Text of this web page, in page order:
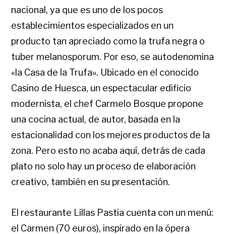
nacional, ya que es uno de los pocos
establecimientos especializados en un
producto tan apreciado como la trufa negra o
tuber melanosporum. Por eso, se autodenomina
«la Casa de la Trufa». Ubicado en el conocido
Casino de Huesca, un espectacular edificio
modernista, el chef Carmelo Bosque propone
una cocina actual, de autor, basada en la
estacionalidad con los mejores productos de la
zona. Pero esto no acaba aquí, detrás de cada
plato no solo hay un proceso de elaboración
creativo, también en su presentación.
El restaurante Lillas Pastia cuenta con un menú:
el Carmen (70 euros), inspirado en la ópera